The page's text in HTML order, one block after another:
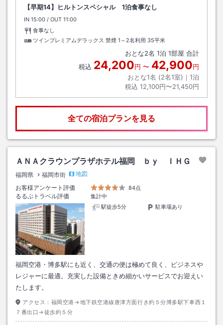
【早期14】ヒルトンスペシャル 1泊食事なし
IN チェックイン
15:00 / OUT チェックアウト
11:00
食事なし
ツインプレミアムデラックス 禁煙 1～2名利用 35平米
おとな2名 1泊 1部屋 合計
税込 24,200円 〜 42,900円
おとな1名 (2名1室)｜ 1泊
税込 12,100円〜21,450円
全ての宿泊プランを見る
ＡＮＡクラウンプラザホテル福岡 ｂｙ ＩＨＧ
福岡県 福岡市街
地図
お客様アンケート評価
84点
るるぶトラベル評価
集計中
駅徒歩5分
駐車場あり
福岡空港・博多駅にも近く、交通の便は極めて良く、ビジネスや
レジャーに最適。充実した設備ときめ細かいサービスでお迎えい
たします。
アクセス： 福岡空港→地下鉄空港線唐津方面行き約５分博多駅下車西１
７番出口→徒歩約５分